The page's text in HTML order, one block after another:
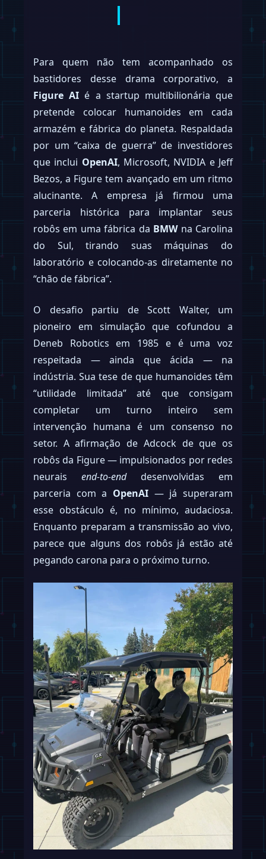
Para quem não tem acompanhado os
bastidores desse drama corporativo, a
Figure AI é a startup multibilionária que
pretende colocar humanoides em cada
armazém e fábrica do planeta. Respaldada
por um “caixa de guerra” de investidores
que inclui OpenAI, Microsoft, NVIDIA e Jeff
Bezos, a Figure tem avançado em um ritmo
alucinante. A empresa já firmou uma
parceria histórica para implantar seus
robôs em uma fábrica da BMWna Carolina
do Sul, tirando suas máquinas do
laboratório e colocando-as diretamente no
“chão de fábrica”.
O desafio partiu de Scott Walter, um
pioneiro em simulação que cofundou a
Deneb Robotics em 1985 e é uma voz
respeitada — ainda que ácida — na
indústria. Sua tese de que humanoides têm
“utilidade limitada” até que consigam
completar um turno inteiro sem
intervenção humana é um consenso no
setor. A afirmação de Adcock de que os
robôs da Figure — impulsionados por redes
neurais end-to-enddesenvolvidas em
parceria com a OpenAI — já superaram
esse obstáculo é, no mínimo, audaciosa.
Enquanto preparam a transmissão ao vivo,
parece que alguns dos robôs já estão até
pegando carona para o próximo turno.